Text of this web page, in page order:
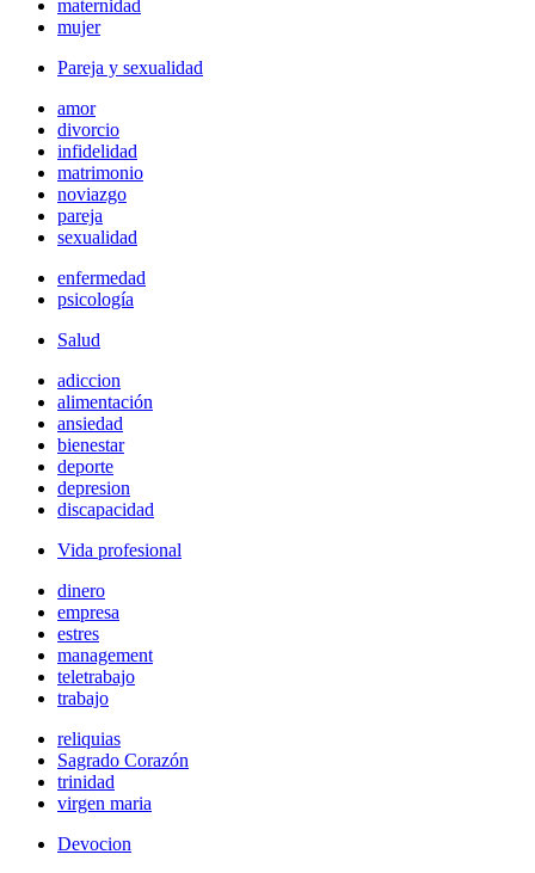
maternidad
mujer
Pareja y sexualidad
amor
divorcio
infidelidad
matrimonio
noviazgo
pareja
sexualidad
enfermedad
psicología
Salud
adiccion
alimentación
ansiedad
bienestar
deporte
depresion
discapacidad
Vida profesional
dinero
empresa
estres
management
teletrabajo
trabajo
reliquias
Sagrado Corazón
trinidad
virgen maria
Devocion